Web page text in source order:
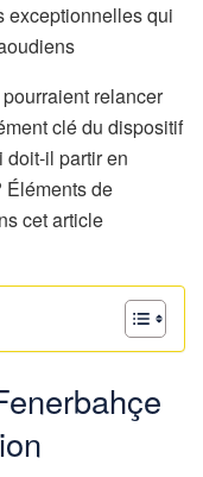
exceptionnelles qui
relancer
clé du dispositif
doit-il partir en
Éléments de
cet article